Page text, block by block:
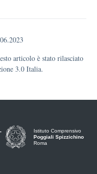
articolo è stato rilasciato
3.0 Italia.
Istituto Comprensivo
Poggiali Spizzichino
Roma